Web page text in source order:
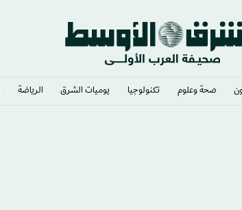
صحة وعلوم تكنولوجيا يوميات الشرق​ الرياضة